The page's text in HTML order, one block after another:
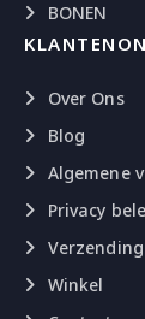
BONEN
Over Ons
Blog
Algemene
Privacy
Verzending
Winkel